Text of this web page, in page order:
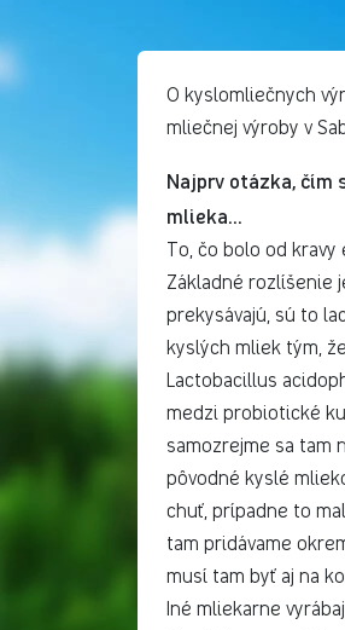
O kyslomliečnych
mliečnej výroby v
Najprv otázka, čím
mlieka…
To, čo bolo od
Základné rozlíšenie
prekysávajú, sú to
kyslých mliek tým,
Lactobacillus
medzi probiotické
samozrejme sa tam
pôvodné kyslé
chuť, prípadne to
tam pridávame
musí tam byť aj na
Iné mliekarne